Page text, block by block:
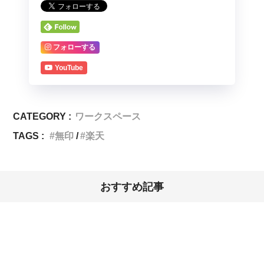
フォローする
YouTube
CATEGORY : ワークスペース
TAGS :
無印 楽天
おすすめ記事